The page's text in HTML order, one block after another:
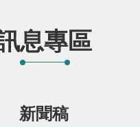
息專區
新聞稿